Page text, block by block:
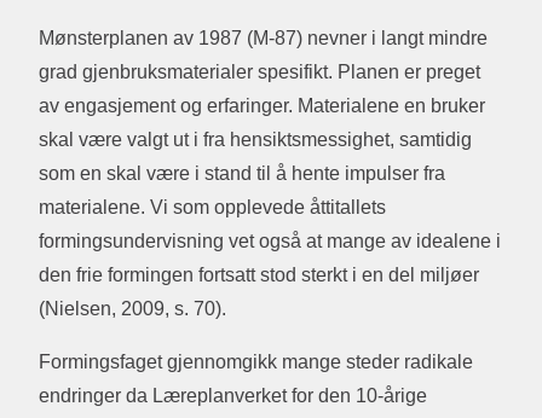
Mønsterplanen av 1987 (M-87) nevner i langt mindre
grad gjenbruksmaterialer spesifikt. Planen er preget
av engasjement og erfaringer. Materialene en bruker
skal være valgt ut i fra hensiktsmessighet, samtidig
som en skal være i stand til å hente impulser fra
materialene. Vi som opplevede åttitallets
formingsundervisning vet også at mange av idealene i
den frie formingen fortsatt stod sterkt i en del miljøer
(Nielsen, 2009, s. 70).
Formingsfaget gjennomgikk mange steder radikale
endringer da Læreplanverket for den 10-årige